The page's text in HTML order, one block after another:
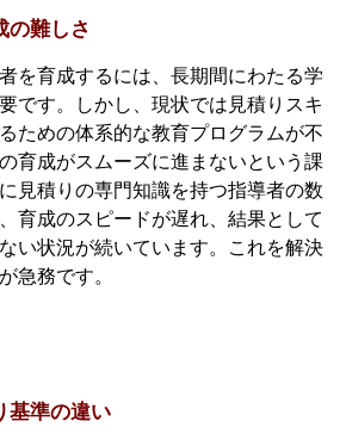
の難しさ
を育成するには、長期間にわたる学
です。しかし、現状では見積りスキ
ための体系的な教育プログラムが不
育成がスムーズに進まないという課
見積りの専門知識を持つ指導者の数
育成のスピードが遅れ、結果として
い状況が続いています。これを解決
急務です。
基準の違い